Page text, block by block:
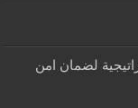
لضمان امن